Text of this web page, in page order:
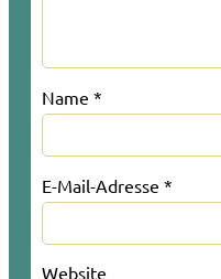
Name *
E-Mail-Adresse *
Website